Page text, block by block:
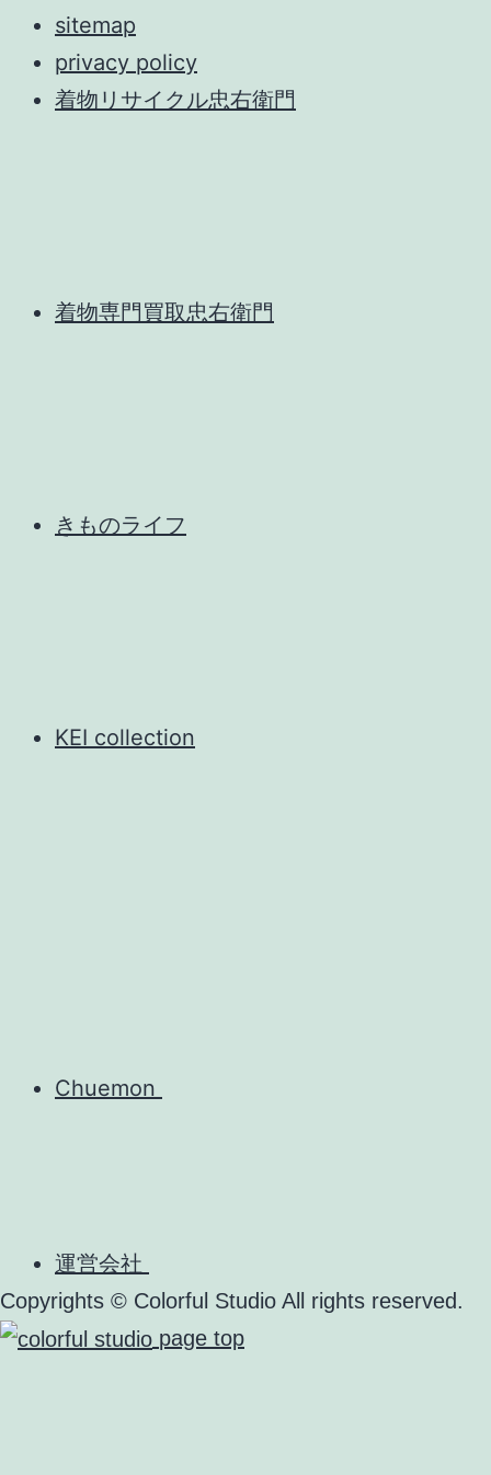
sitemap
privacy policy
着物リサイクル忠右衛門
着物専門買取忠右衛門
きものライフ
KEI collection
Chuemon
運営会社
Copyrights © Colorful Studio All rights reserved.
page top